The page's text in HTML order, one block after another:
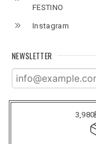
FESTINO
Instagram
NEWSLETTER